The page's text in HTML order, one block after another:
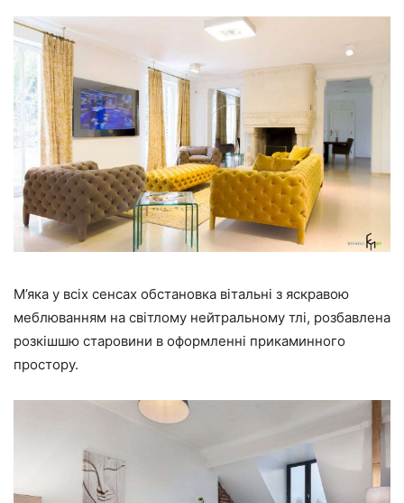
М’яка у всіх сенсах обстановка вітальні з яскравою
меблюванням на світлому нейтральному тлі, розбавлена
розкішшю старовини в оформленні прикаминного
простору.